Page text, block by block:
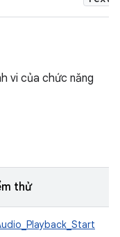
vi của chức năng
thử